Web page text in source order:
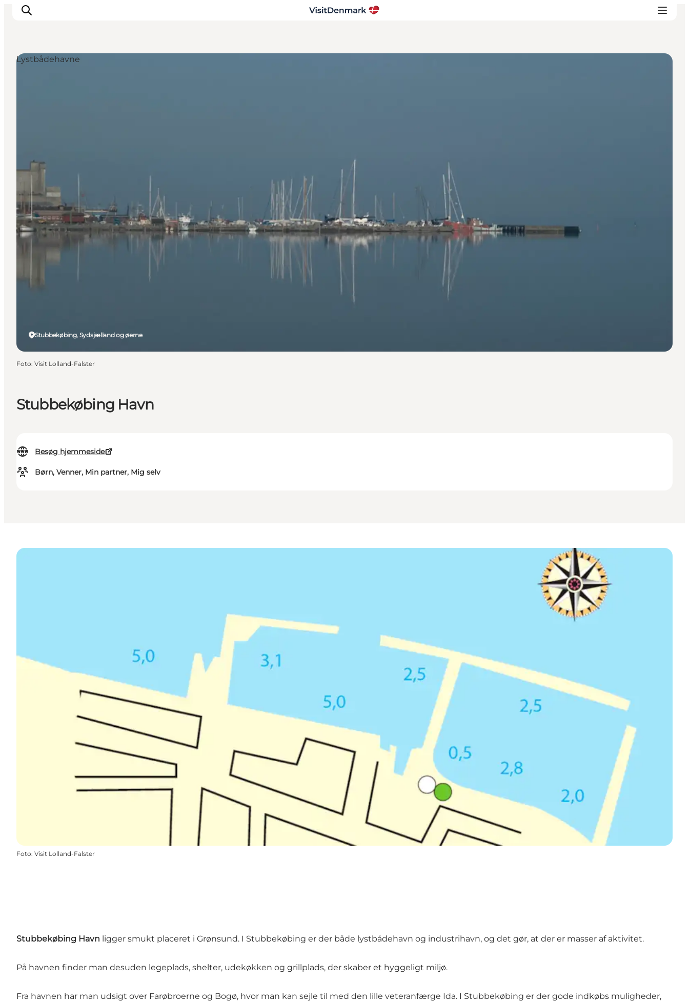
Stubbekøbing Havn
Besøg hjemmeside
Børn, Venner, Min partner, Mig selv
Stubbekøbing, Sydsjælland og øerne
Lystbådehavne
Foto: Visit Lolland-Falster
Foto: Visit Lolland-Falster
Stubbekøbing Havn ligger smukt placeret i Grønsund. I Stubbekøbing er der både lystbådehavn og industrihavn, og det gør, at der er masser af aktivitet.
På havnen finder man desuden legeplads, shelter, udekøkken og grillplads, der skaber et hyggeligt miljø.
Fra havnen har man udsigt over Farøbroerne og Bogø, hvor man kan sejle til med den lille veteranfærge Ida. I Stubbekøbing er der gode indkøbs muligheder,